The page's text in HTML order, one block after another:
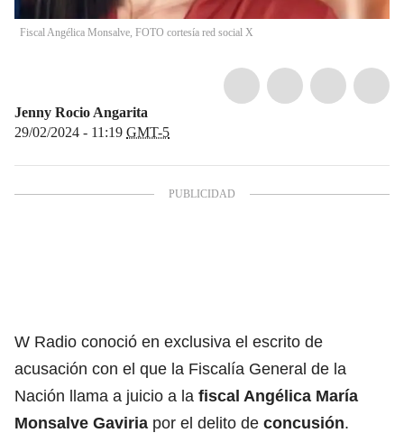
Fiscal Angélica Monsalve, FOTO cortesía red social X
Jenny Rocio Angarita
29/02/2024 - 11:19 GMT-5
W Radio conoció en exclusiva el escrito de
acusación con el que la Fiscalía General de la
Nación llama a juicio a la fiscal Angélica María
Monsalve Gaviria por el delito de concusión.